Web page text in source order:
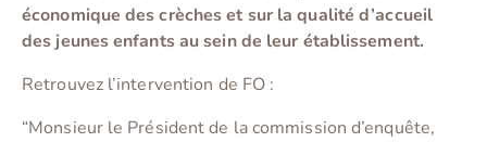
économique des crèches et sur la qualité d’accueil
des jeunes enfants au sein de leur établissement.
Retrouvez l’intervention de FO :
“Monsieur le Président de la commission d’enquête,